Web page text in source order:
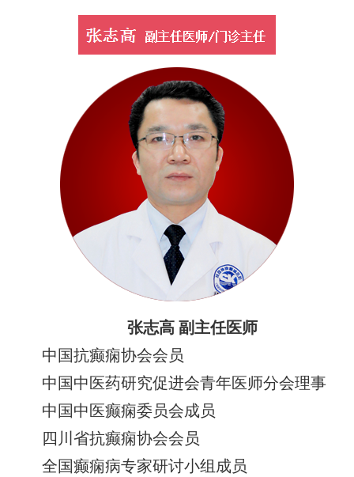
张志高 副主任医师
中国抗癫痫协会会员
中国中医药研究促进会青年医师分会理事
中国中医癫痫委员会成员
四川省抗癫痫协会会员
全国癫痫病专家研讨小组成员